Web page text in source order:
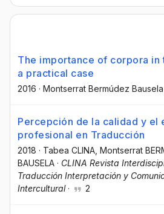
The importance of corpora in
a practical case
2016 · Montserrat Bermúdez Bausela
Percepción de la calidad y el
profesional en Traducción
2018 · Tabea CLINA , Montserrat
BAUSELA · CLINA Revista
Traducción Interpretación y
Intercultural· 2